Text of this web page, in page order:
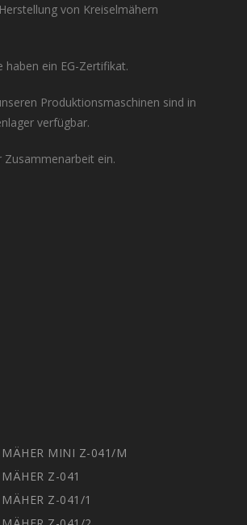
von Kreiselmähern
haben ein EG-Zertifikat.
Produktionsmaschinen sind in
verfügbar.
Zusammenarbeit ein.
MÄHER MINI Z-041/M
Z-041
Z-041/1